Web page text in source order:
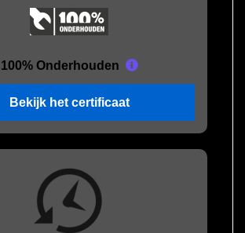
100% Onderhouden
Bekijk het certificaat